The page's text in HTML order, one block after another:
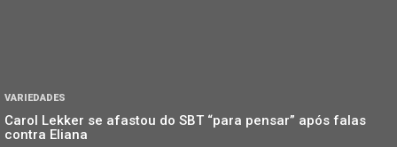
VARIEDADES
Carol Lekker se afastou do SBT “para pensar” após falas
contra Eliana